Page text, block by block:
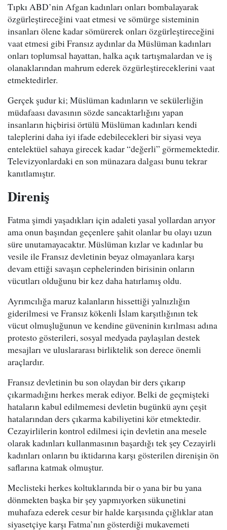
Tıpkı ABD’nin Afgan kadınları onları bombalayarak
özgürleştireceğini vaat etmesi ve sömürge sisteminin
insanları ölene kadar sömürerek onları özgürleştireceğini
vaat etmesi gibi Fransız aydınlar da Müslüman kadınları
onları toplumsal hayattan, halka açık tartışmalardan ve iş
olanaklarından mahrum ederek özgürleştireceklerini vaat
etmektedirler.
Gerçek şudur ki; Müslüman kadınların ve sekülerliğin
müdafaası davasının sözde sancaktarlığını yapan
insanların hiçbirisi örtülü Müslüman kadınları kendi
taleplerini daha iyi ifade edebilecekleri bir siyasi veya
entelektüel sahaya girecek kadar “değerli” görmemektedir.
Televizyonlardaki en son münazara dalgası bunu tekrar
kanıtlamıştır.
Direniş
Fatma şimdi yaşadıkları için adaleti yasal yollardan arıyor
ama onun başından geçenlere şahit olanlar bu olayı uzun
süre unutamayacaktır. Müslüman kızlar ve kadınlar bu
vesile ile Fransız devletinin beyaz olmayanlara karşı
devam ettiği savaşın cephelerinden birisinin onların
vücutları olduğunu bir kez daha hatırlamış oldu.
Ayrımcılığa maruz kalanların hissettiği yalnızlığın
giderilmesi ve Fransız kökenli İslam karşıtlığının tek
vücut olmuşluğunun ve kendine güveninin kırılması adına
protesto gösterileri, sosyal medyada paylaşılan destek
mesajları ve uluslararası birliktelik son derece önemli
araçlardır.
Fransız devletinin bu son olaydan bir ders çıkarıp
çıkarmadığını herkes merak ediyor. Belki de geçmişteki
hataların kabul edilmemesi devletin bugünkü aynı çeşit
hatalarından ders çıkarma kabiliyetini kör etmektedir.
Cezayirlilerin kontrol edilmesi için devletin ana mesele
olarak kadınları kullanmasının başardığı tek şey Cezayirli
kadınları onların bu iktidarına karşı gösterilen direnişin ön
saflarına katmak olmuştur.
Meclisteki herkes koltuklarında bir o yana bir bu yana
dönmekten başka bir şey yapmıyorken sükunetini
muhafaza ederek cesur bir halde karşısında çığlıklar atan
siyasetçiye karşı Fatma’nın gösterdiği mukavemeti